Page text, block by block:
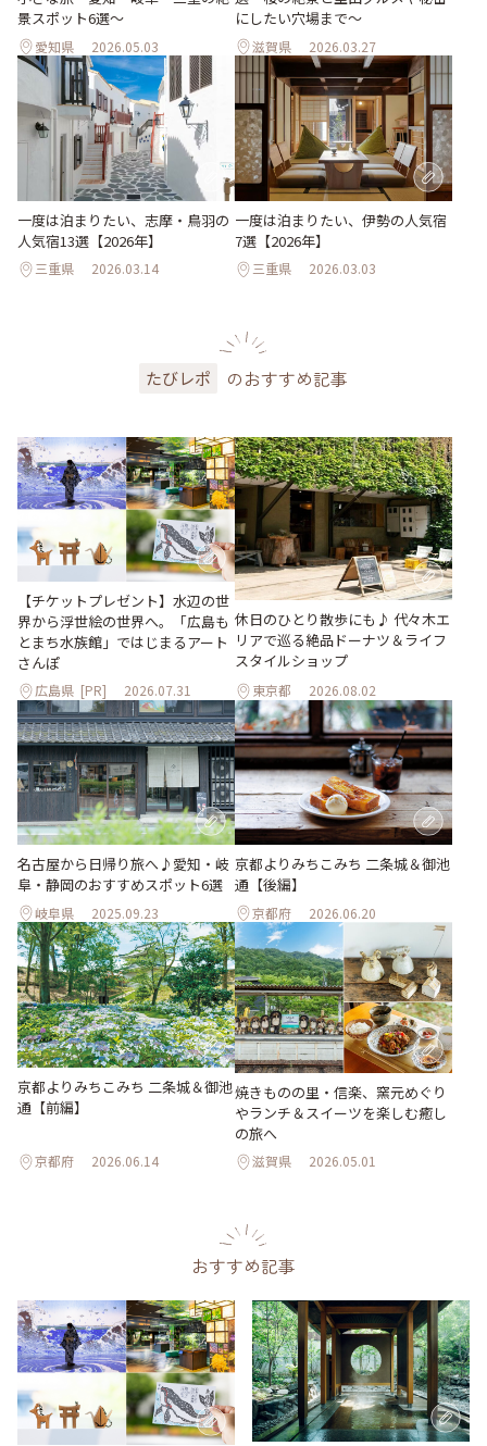
景スポット6選～
愛知県 2026.05.03
にしたい穴場まで～
滋賀県 2026.03.27
一度は泊まりたい、志摩・鳥羽の
人気宿13選【2026年】
三重県 2026.03.14
一度は泊まりたい、伊勢の人気宿
7選【2026年】
三重県 2026.03.03
たびレポ のおすすめ記事
【チケットプレゼント】水辺の世
界から浮世絵の世界へ。「広島も
とまち水族館」ではじまるアート
さんぽ
広島県 [PR] 2026.07.31
休日のひとり散歩にも♪ 代々木エ
リアで巡る絶品ドーナツ＆ライフ
スタイルショップ
東京都 2026.08.02
名古屋から日帰り旅へ♪愛知・岐
阜・静岡のおすすめスポット6選
岐阜県 2025.09.23
京都よりみちこみち 二条城＆御池
通【後編】
京都府 2026.06.20
京都よりみちこみち 二条城＆御池
通【前編】
京都府 2026.06.14
焼きものの里・信楽、窯元めぐり
やランチ＆スイーツを楽しむ癒し
の旅へ
滋賀県 2026.05.01
おすすめ記事